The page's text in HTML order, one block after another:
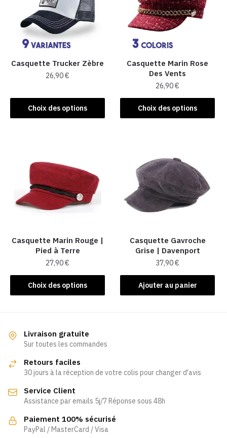
Casquette Trucker Zèbre
26,90€
Choix des options
produit
a
options
peuvent
être
choisies
page
du
produit
Casquette Marin Rose
Des Vents
26,90€
Choix des options
Ce
produit
Les
options
peuvent
être
la
page
du
produit
Casquette Marin Rouge |
Pied à Terre
27,90€
Choix des options
Ce
produit
variations.
Les
peuvent
choisies
sur
la
page
Casquette Gavroche
Grise | Davenport
37,90€
Ajouter au panier
Livraison gratuite
Sur toutes les commandes
Retours faciles
30 jours à la réception de votre colis pour changer d'avis
Service Client
Assistance par emails 5j/7 Réponse sous 48h
Paiement 100% sécurisé
PayPal / MasterCard / Visa